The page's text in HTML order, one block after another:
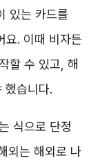
있는 카드를
요. 이때 비자든
할 수 있고, 해
했습니다.
식으로 단정
외는 해외로 나